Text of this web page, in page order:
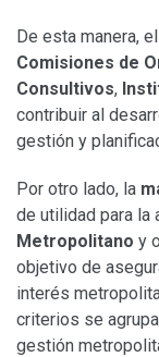
De esta manera,
Comisiones de
Consultivos,
contribuir al
gestión y
Por otro lado, la
de utilidad para la
Metropolitano y
objetivo de
interés
criterios se
gestión